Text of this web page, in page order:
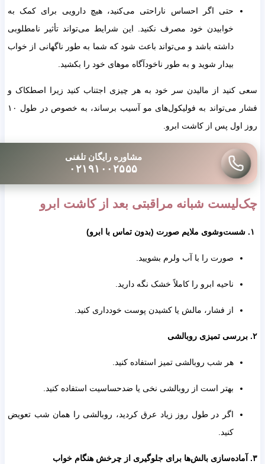
حتی اگر احساس ناراحتی می‌کنید، هیچ دارویی برای کمک به
خوابیدن خود مصرف نکنید. این شرایط می‌تواند تأثیر نامطلوبی
داشته باشد و می‌تواند باعث شود که شما به طور ناگهانی از خواب
بیدار شوید و به طور ناخودآگاه موهای خود را بکشید.
از مالیدن سر خود به هر چیزی اجتناب کنید زیرا اصطکاک و
فشار می‌تواند به فولیکول‌های مو آسیب برساند، به خصوص در طول ۱۰
پس از کاشت ابرو.
مشاوره رایگان تلفنی
۰۲۱۹۱۰۰۲۵۵۵
شبانه مراقبتی بعد از کاشت ابرو
صورت را با آب ولرم بشویید.
ناحیه ابرو را کاملاً خشک نگه دارید.
از فشار، مالش یا کشیدن پوست خودداری کنید.
هر شب روبالشی تمیز استفاده کنید.
بهتر است از روبالشی نخی یا ضدحساسیت استفاده کنید.
اگر در طول روز زیاد عرق کردید، روبالشی را همان شب تعویض